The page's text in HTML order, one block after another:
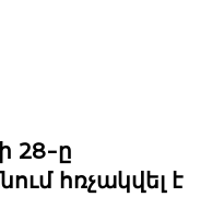
28-ը
հռչակվել է